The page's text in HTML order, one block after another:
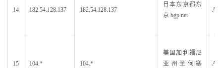
14 182.54.128.137 182.54.128.137
日本东京都东
京 bgp.net
15 104.* 104.*
美国加利福尼
亚州圣何塞